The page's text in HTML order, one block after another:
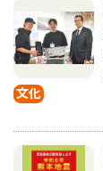
文化